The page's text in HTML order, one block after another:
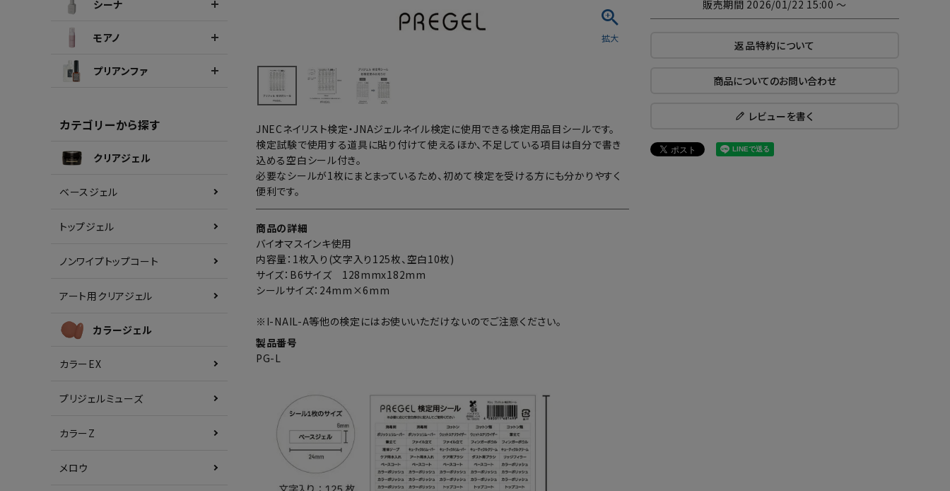
シーナ
モアノ
プリアンファ
カテゴリーから探す
クリアジェル
ベースジェル
トップジェル
ノンワイプトップコート
アート用クリアジェル
カラージェル
カラーEX
プリジェルミューズ
カラーZ
メロウ
JNECネイリスト検定・JNAジェルネイル検定に使用できる検定用品目シールです。
検定試験で使用する道具に貼り付けて使えるほか、不足している項目は自分で書き
込める空白シール付き。
必要なシールが1枚にまとまっているため、初めて検定を受ける方にも分かりやすく
便利です。
商品の詳細
バイオマスインキ使用
内容量：1枚入り(文字入り125枚、空白10枚)
サイズ：B6サイズ 128mmx182mm
シールサイズ：24mm×6mm
※I-NAIL-A等他の検定にはお使いいただけないのでご注意ください。
製品番号
PG-L
販売期間 2026/01/22 15:00 〜
返品特約について
商品についてのお問い合わせ
レビューを書く